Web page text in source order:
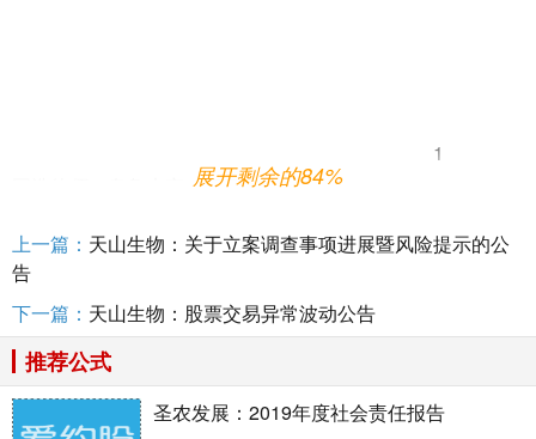
1
国浩律师（乌鲁木齐）事务
国浩律师（乌鲁木齐）事务所
关于新疆天山畜牧生物工程股份有限公司
展开剩余的84%
上一篇： 天山生物：关于立案调查事项进展暨风险提示的公
告
下一篇： 天山生物：股票交易异常波动公告
推荐公式
圣农发展：2019年度社会责任报告